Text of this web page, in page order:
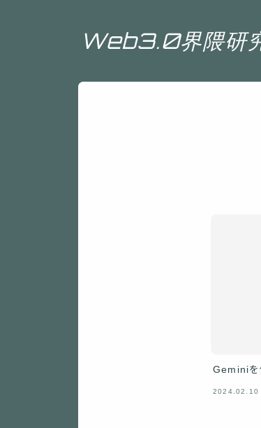
Web3.0界隈研
Geminiを
2024.02.10